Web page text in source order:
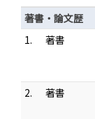
著書・論文歴
1.
著書
2.
著書